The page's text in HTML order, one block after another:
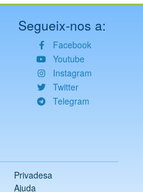
Segueix-nos a:
Facebook
Youtube
Instagram
Twitter
Telegram
Privadesa
Ajuda